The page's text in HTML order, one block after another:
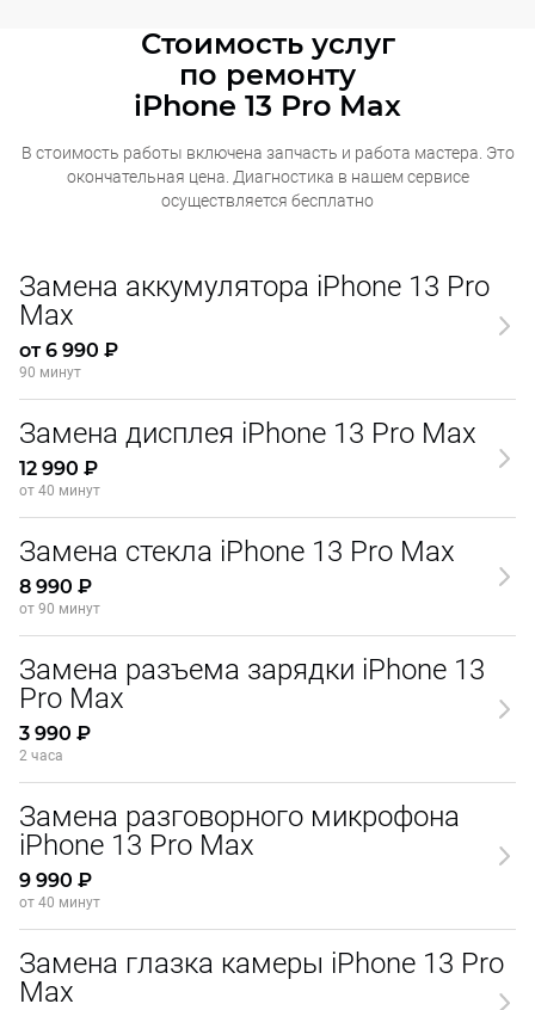
Стоимость услуг
по ремонту
iPhone 13 Pro Max
В стоимость работы включена запчасть и работа мастера. Это
окончательная цена. Диагностика в нашем сервисе
осуществляется бесплатно
Замена аккумулятора iPhone 13 Pro
Max
от 6 990 ₽
90 минут
Замена дисплея iPhone 13 Pro Max
12 990 ₽
от 40 минут
Замена стекла iPhone 13 Pro Max
8 990 ₽
от 90 минут
Замена разъема зарядки iPhone 13
Pro Max
3 990 ₽
2 часа
Замена разговорного микрофона
iPhone 13 Pro Max
9 990 ₽
от 40 минут
Замена глазка камеры iPhone 13 Pro
Max